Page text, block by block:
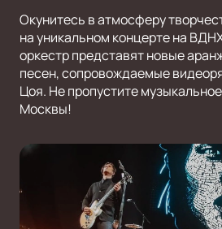
Окунитесь в атмосферу
на уникальном концерте на
оркестр представят новые
песен, сопровождаемые
Цоя. Не пропустите
Москвы!